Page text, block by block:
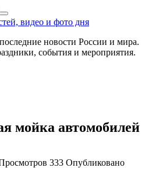
новости России и мира.
события и мероприятия.
мойка автомобилей
333 Опубликовано